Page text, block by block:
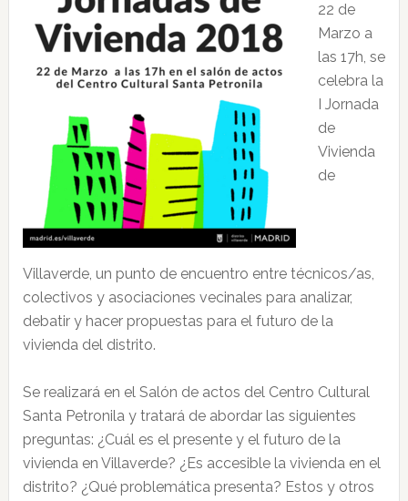
22 de
Marzo a
las 17h, se
celebra la
I Jornada
de
Vivienda
de
Villaverde, un punto de encuentro entre técnicos/as,
colectivos y asociaciones vecinales para analizar,
debatir y hacer propuestas para el futuro de la
vivienda del distrito.
Se realizará en el Salón de actos del Centro Cultural
Santa Petronila y tratará de abordar las siguientes
preguntas: ¿Cuál es el presente y el futuro de la
vivienda en Villaverde? ¿Es accesible la vivienda en el
distrito? ¿Qué problemática presenta? Estos y otros